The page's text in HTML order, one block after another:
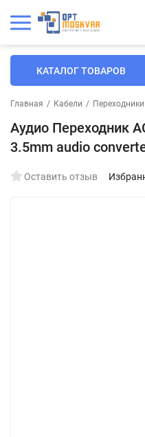
КАТАЛОГ ТОВАРОВ
Главная / Кабели / Переходники
Аудио Переходник
3.5mm audio
Оставить отзыв